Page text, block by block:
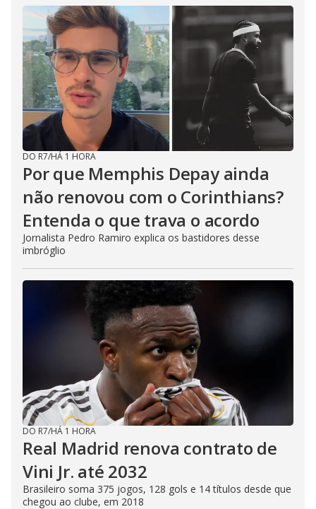
DO R7/HÁ 1 HORA
Por que Memphis Depay ainda
não renovou com o Corinthians?
Entenda o que trava o acordo
Jornalista Pedro Ramiro explica os bastidores desse
imbróglio
DO R7/HÁ 1 HORA
Real Madrid renova contrato de
Vini Jr. até 2032
Brasileiro soma 375 jogos, 128 gols e 14 títulos desde que
chegou ao clube, em 2018